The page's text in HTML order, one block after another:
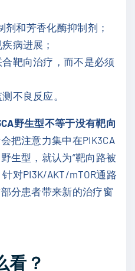
剂和芳香化酶抑制剂；
病进展；
靶向治疗，而不是必须
不良反应。
野生型不等于没有靶向
把注意力集中在PIK3CA
生型，就认为“靶向路被
针对PI3K/AKT/mTOR通路
分患者带来新的治疗窗
看？